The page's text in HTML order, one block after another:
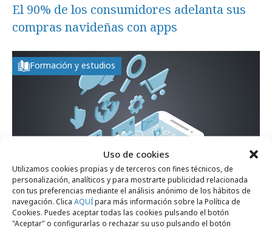
Uso de cookies
Utilizamos cookies propias y de terceros con fines técnicos, de
personalización, analíticos y para mostrarte publicidad relacionada
con tus preferencias mediante el análisis anónimo de los hábitos de
navegación. Clica AQUÍpara más información sobre la Política de
Cookies. Puedes aceptar todas las cookies pulsando el botón
"Aceptar" o configurarlas o rechazar su uso pulsando el botón
El 90% de los consumidores adelanta sus
compras navideñas con apps
Formación y estudios
viernes, 10 de enero 2025
Tendencias en apps móviles a tener en